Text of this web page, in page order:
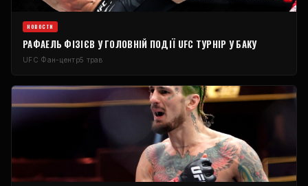
НОВОСТИ
РАФАЕЛЬ ФІЗІЄВ У ГОЛОВНІЙ ПОДІЇ UFC ТУРНІР У БАКУ
UFC Фан-центр5 трав